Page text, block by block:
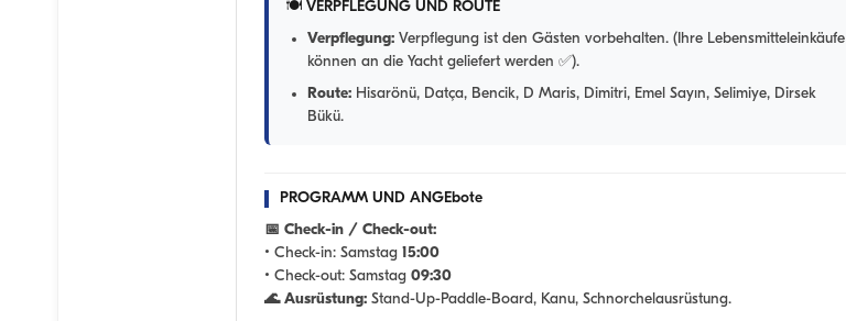
🍽️ VERPFLEGUNG UND ROUTE
Verpflegung: Verpflegung ist den Gästen vorbehalten. (Ihre Lebensmitteleinkäufe
können an die Yacht geliefert werden ✅).
Route: Hisarönü, Datça, Bencik, D Maris, Dimitri, Emel Sayın, Selimiye, Dirsek
Bükü.
PROGRAMM UND ANGEbote
📅 Check-in / Check-out:
• Check-in: Samstag 15:00
• Check-out: Samstag 09:30
🌊 Ausrüstung: Stand-Up-Paddle-Board, Kanu, Schnorchelausrüstung.